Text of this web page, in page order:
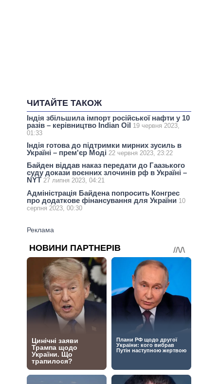
ЧИТАЙТЕ ТАКОЖ
Індія збільшила імпорт російської нафти у 10
разів – керівництво Indian Oil 19 червня 2023,
01:33
Індія готова до підтримки мирних зусиль в
Україні – прем'єр Моді 22 червня 2023, 23:22
Байден віддав наказ передати до Гаазького
суду докази воєнних злочинів рф в Україні –
NYT 27 липня 2023, 04:21
Адміністрація Байдена попросить Конгрес
про додаткове фінансування для України 10
серпня 2023, 00:30